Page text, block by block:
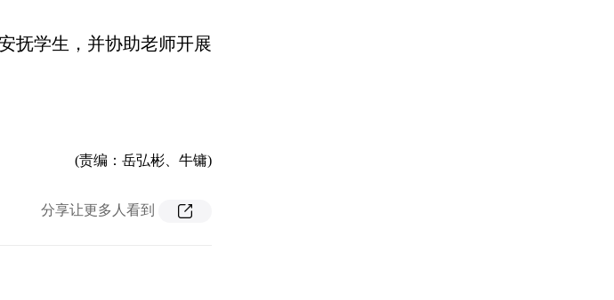
抚学生，并协助老师开展
(责编：岳弘彬、牛镛)
分享让更多人看到